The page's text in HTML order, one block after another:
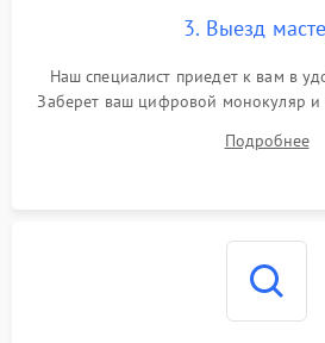
3. Выезд
Наш специалист приедет к вам в
Заберет ваш цифровой монокуляр и
Подробнее